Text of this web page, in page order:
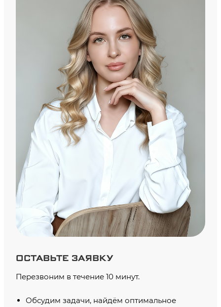
ОСТАВЬТЕ ЗАЯВКУ
Перезвоним в течение 10 минут.
Обсудим задачи, найдём оптимальное